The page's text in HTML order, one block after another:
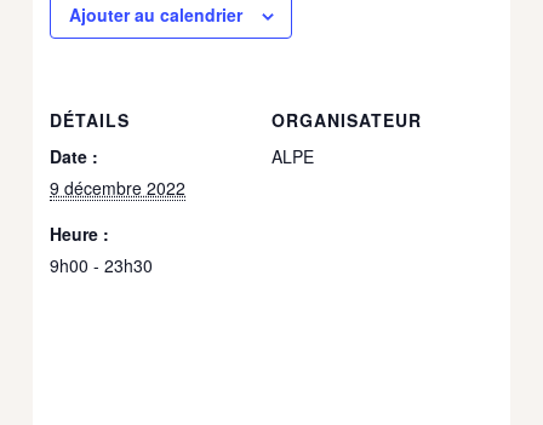
Ajouter au calendrier
DÉTAILS
Date :
9 décembre 2022
Heure :
9h00 - 23h30
ORGANISATEUR
ALPE